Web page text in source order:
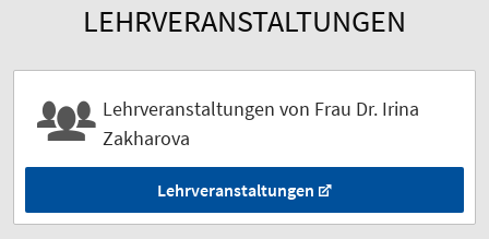
LEHRVERANSTALTUNGEN
Lehrveranstaltungen von Frau Dr. Irina
Zakharova
Lehrveranstaltungen